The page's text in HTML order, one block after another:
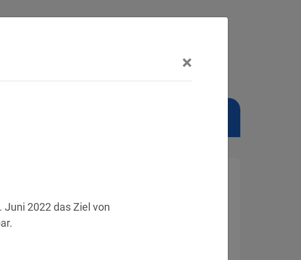
×
2022 das Ziel von